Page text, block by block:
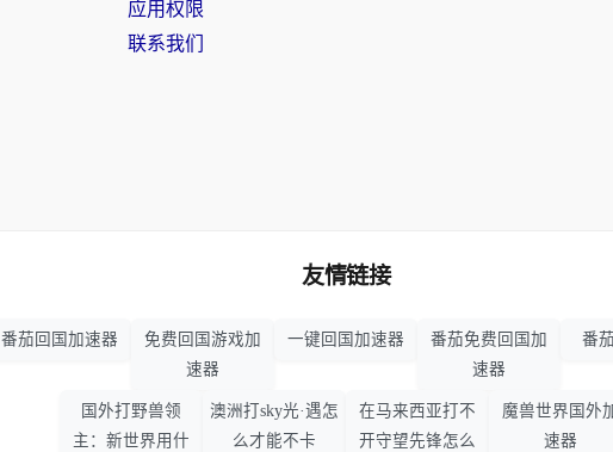
应用权限
联系我们
友情链接
番茄回国加速器
免费回国游戏加
速器
一键回国加速器
番茄免费回国加
速器
番
国外打野兽领
主：新世界用什
澳洲打sky光·遇怎
么才能不卡
在马来西亚打不
开守望先锋怎么
魔兽世界国外
速器